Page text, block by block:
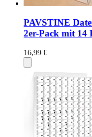
PAVSTINE
2er-Pack mit 14
16,99 €